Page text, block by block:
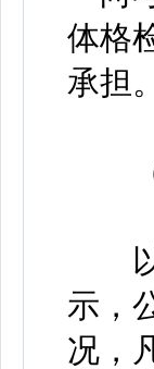
体格
承担。
（
以
示，
况，